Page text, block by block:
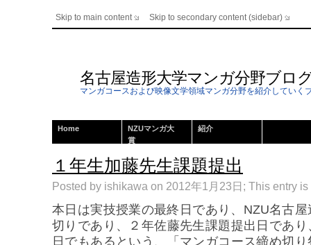
Skip to main content Skip to secondary content (sidebar)
名古屋造形大学マンガ分野ブロ
マンガコースおよび映像文学領域マンガ分野を紹介していく
Home
NZUマンガ大
賞
紹介
１年生加藤先生課題提出
Posted by ishikawa on 2012年1月23日; This entry
本日は実技授業の最終日であり、NZU名古
切りであり、２年佐藤先生課題提出日であ
日でもあるという、「マンガコース締め切